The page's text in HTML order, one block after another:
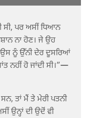
ਸੀ, ਪਰ ਅਸੀਂ ਧਿਆਨ
ਨਾ ਹੋਣ। ਜੇ ਉਹ
ਉਸ ਨੂੰ ਉੱਨੀ ਦੇਰ ਦੂਸਰਿਆਂ
ਨਹੀਂ ਹੋ ਜਾਂਦੀ ਸੀ।”​—
ਤਾਂ ਮੈਂ ਤੇ ਮੇਰੀ ਪਤਨੀ
ਉਨ੍ਹਾਂ ਦੀ ਉਦੋਂ ਵੀ